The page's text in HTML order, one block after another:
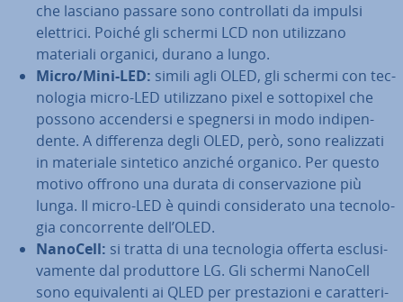
che lasciano passare sono con­trol­la­ti da impulsi
elettrici. Poiché gli schermi LCD non uti­liz­za­no
materiali organici, durano a lungo.
Micro/Mini-LED: simili agli OLED, gli schermi con tec­
no­lo­gia micro-LED uti­liz­za­no pixel e sot­to­pi­xel che
possono ac­cen­der­si e spegnersi in modo in­di­pen­
den­te. A dif­fe­ren­za degli OLED, però, sono rea­liz­za­ti
in materiale sintetico anziché organico. Per questo
motivo offrono una durata di con­ser­va­zio­ne più
lunga. Il micro-LED è quindi con­si­de­ra­to una tec­no­lo­
gia con­cor­ren­te dell’OLED.
NanoCell: si tratta di una tec­no­lo­gia offerta esclu­si­
va­men­te dal pro­dut­to­re LG. Gli schermi NanoCell
sono equi­va­len­ti ai QLED per pre­sta­zio­ni e ca­rat­te­ri­